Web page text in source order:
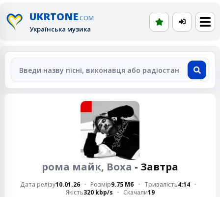
UKRTONE.COM
Українська музика
рома майк, Воха - Завтра
Дата релізу10.01.26 Розмір9.75 Мб Тривалість4:14
Якість320 kbp/s Скачали19